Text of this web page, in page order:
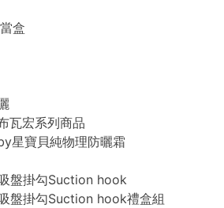
盒
瓦宏系列商品
星寶貝純物理防曬霜
盤掛勾Suction hook
盤掛勾Suction hook禮盒組